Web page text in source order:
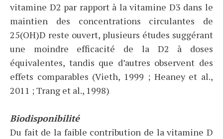
vitamine D2 par rapport à la vitamine D3 dans le
maintien des concentrations circulantes de
25(OH)D reste ouvert, plusieurs études suggérant
une moindre efficacité de la D2 à doses
équivalentes, tandis que d’autres observent des
effets comparables (Vieth, 1999 ; Heaney et al.,
2011 ; Trang et al., 1998)
Biodisponibilité
Du fait de la faible contribution de la vitamine D